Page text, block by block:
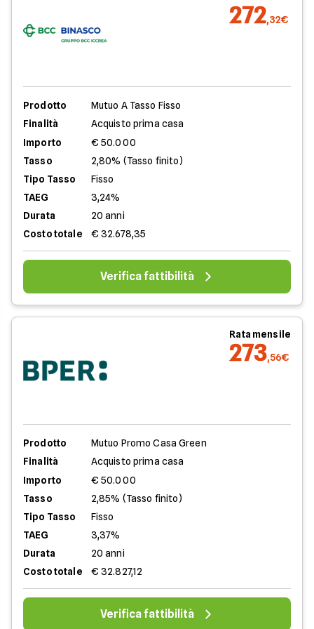
272,32€
Prodotto
Mutuo A Tasso Fisso
Finalità
Acquisto prima casa
Importo
€ 50.000
Tasso
2,80% (Tasso finito)
Tipo Tasso
Fisso
TAEG
3,24%
Durata
20 anni
Costo totale
€ 32.678,35
Verifica fattibilità
Rata mensile
273,56€
Prodotto
Mutuo Promo Casa Green
Finalità
Acquisto prima casa
Importo
€ 50.000
Tasso
2,85% (Tasso finito)
Tipo Tasso
Fisso
TAEG
3,37%
Durata
20 anni
Costo totale
€ 32.827,12
Verifica fattibilità